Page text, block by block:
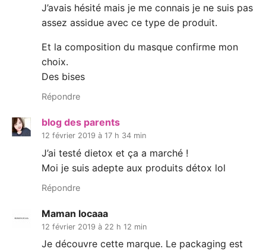
J’avais hésité mais je me connais je ne suis pas
assez assidue avec ce type de produit.
Et la composition du masque confirme mon
choix.
Des bises
Répondre
blog des parents
12 février 2019 à 17 h 34 min
J’ai testé dietox et ça a marché !
Moi je suis adepte aux produits détox lol
Répondre
Maman locaaa
12 février 2019 à 22 h 12 min
Je découvre cette marque. Le packaging est